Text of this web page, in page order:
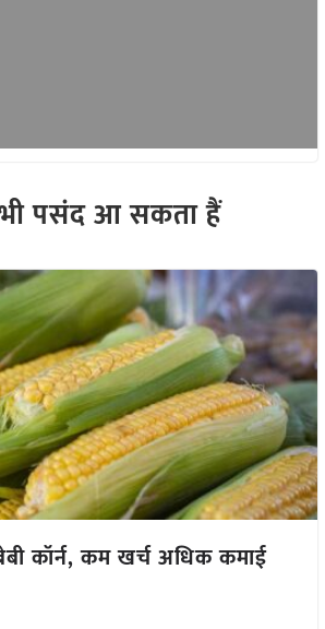
पसंद आ सकता हैं
कॉर्न, कम खर्च अधिक कमाई